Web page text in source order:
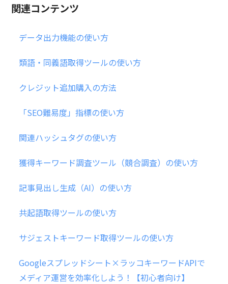
関連コンテンツ
データ出力機能の使い方
類語・同義語取得ツールの使い方
クレジット追加購入の方法
「SEO難易度」指標の使い方
関連ハッシュタグの使い方
獲得キーワード調査ツール（競合調査）の使い方
記事見出し生成（AI）の使い方
共起語取得ツールの使い方
サジェストキーワード取得ツールの使い方
Googleスプレッドシート×ラッコキーワードAPIで
メディア運営を効率化しよう！【初心者向け】